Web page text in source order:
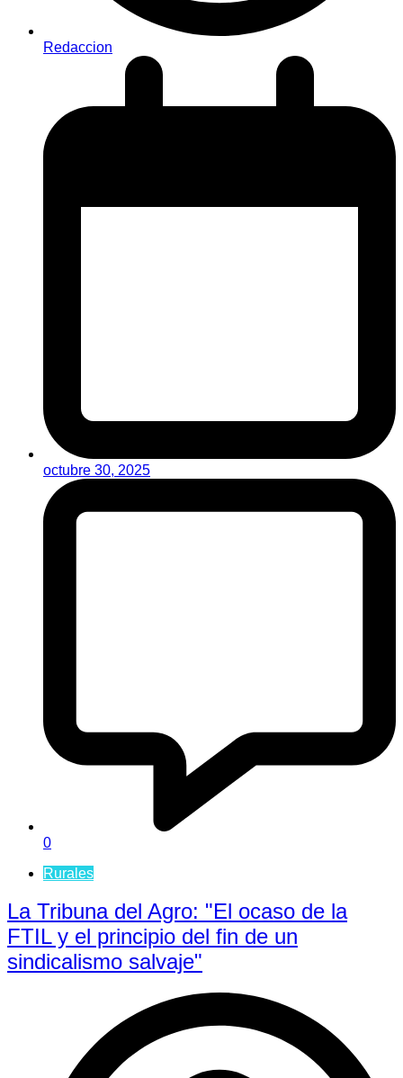
Redaccion
octubre 30, 2025
0
Rurales
La Tribuna del Agro: "El ocaso de la
FTIL y el principio del fin de un
sindicalismo salvaje"